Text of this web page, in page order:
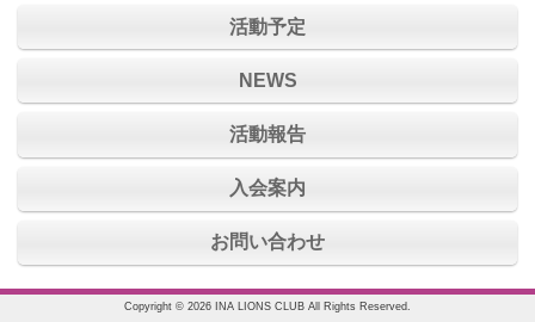
活動予定
NEWS
活動報告
入会案内
お問い合わせ
Copyright © 2026 INA LIONS CLUB All Rights Reserved.